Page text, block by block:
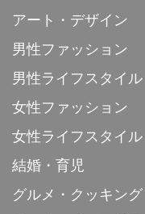
アート・デザイン
男性ファッション
男性ライフスタイル
女性ファッション
女性ライフスタイル
結婚・育児
グルメ・クッキング